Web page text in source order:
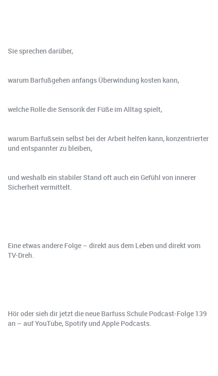
Sie sprechen darüber,
warum Barfußgehen anfangs Überwindung kosten kann,
welche Rolle die Sensorik der Füße im Alltag spielt,
warum Barfußsein selbst bei der Arbeit helfen kann, konzentrierter
und entspannter zu bleiben,
und weshalb ein stabiler Stand oft auch ein Gefühl von innerer
Sicherheit vermittelt.
Eine etwas andere Folge – direkt aus dem Leben und direkt vom
TV-Dreh.
Hör oder sieh dir jetzt die neue Barfuss Schule Podcast-Folge 139
an – auf YouTube, Spotify und Apple Podcasts.